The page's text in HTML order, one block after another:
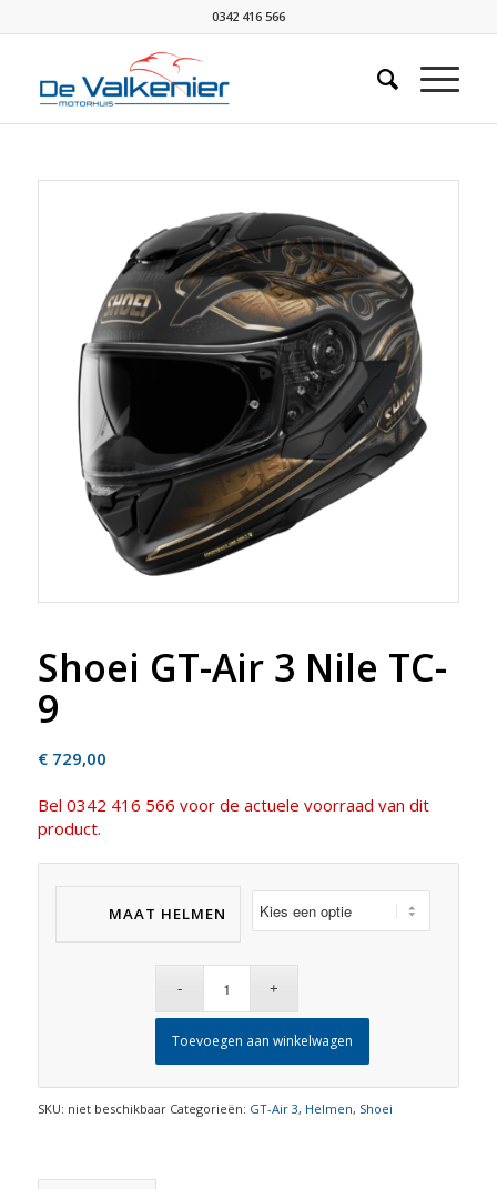
0342 416 566
Shoei GT-Air 3 Nile TC-
9
€729,00
Bel 0342 416 566 voor de actuele voorraad van dit
product.
MAAT HELMEN
Toevoegen aan winkelwagen
SKU: niet beschikbaar Categorieën: GT-Air 3, Helmen, Shoei